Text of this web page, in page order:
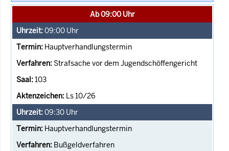
Ab 09:00 Uhr
09:00 Uhr
Hauptverhandlungstermin
Strafsache vor dem Jugendschöffengericht
103
Ls 10/26
09:30 Uhr
Hauptverhandlungstermin
Bußgeldverfahren